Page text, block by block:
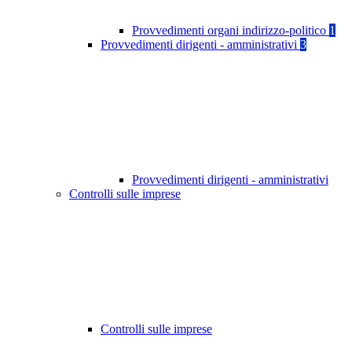
Provvedimenti organi indirizzo-politico 1
Provvedimenti dirigenti - amministrativi 3
Provvedimenti dirigenti - amministrativi
Controlli sulle imprese
Controlli sulle imprese